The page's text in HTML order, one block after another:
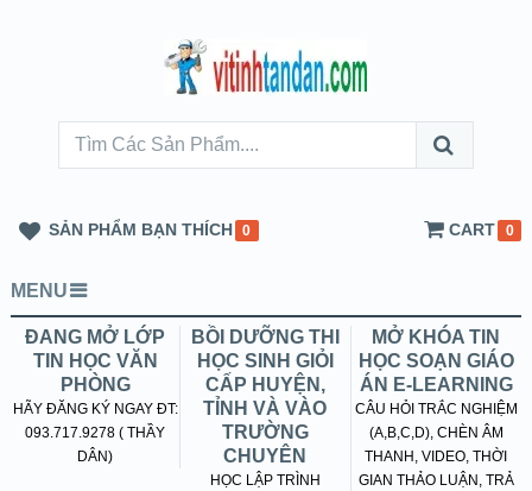
SẢN PHẨM BẠN THÍCH 0 CART 0
MENU
ĐANG MỞ LỚP
TIN HỌC VĂN
PHÒNG
HÃY ĐĂNG KÝ NGAY ĐT:
093.717.9278 ( THẦY
DÂN)
BỒI DƯỠNG THI
HỌC SINH GIỎI
CẤP HUYỆN,
TỈNH VÀ VÀO
TRƯỜNG
CHUYÊN
HỌC LẬP TRÌNH
MỞ KHÓA TIN
HỌC SOẠN GIÁO
ÁN E-LEARNING
CÂU HỎI TRẮC NGHIỆM
(A,B,C,D), CHÈN ÂM
THANH, VIDEO, THỜI
GIAN THẢO LUẬN, TRẢ